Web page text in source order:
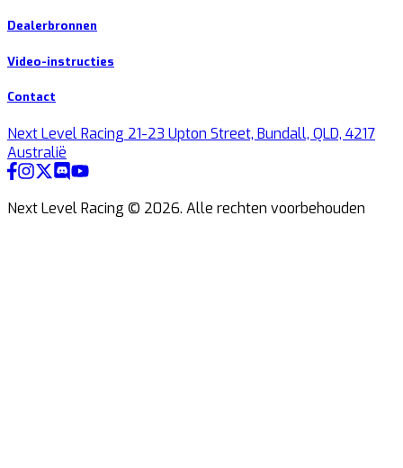
Dealerbronnen
Video-instructies
Contact
Next Level Racing 21-23 Upton Street, Bundall, QLD, 4217
Australië
Next Level Racing © 2026. Alle rechten voorbehouden